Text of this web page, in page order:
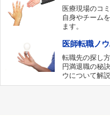
医療現場のコ
自身やチーム
ます。
医師転職ノ
転職先の探し
円満退職の秘
ウについて解説